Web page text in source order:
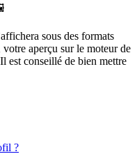
sous des formats
aperçu sur le moteur de
est conseillé de bien mettre
?